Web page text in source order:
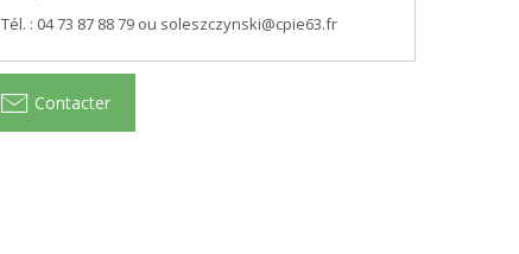
Tél. : 04 73 87 88 79 ou soleszczynski@cpie63.fr
Contacter